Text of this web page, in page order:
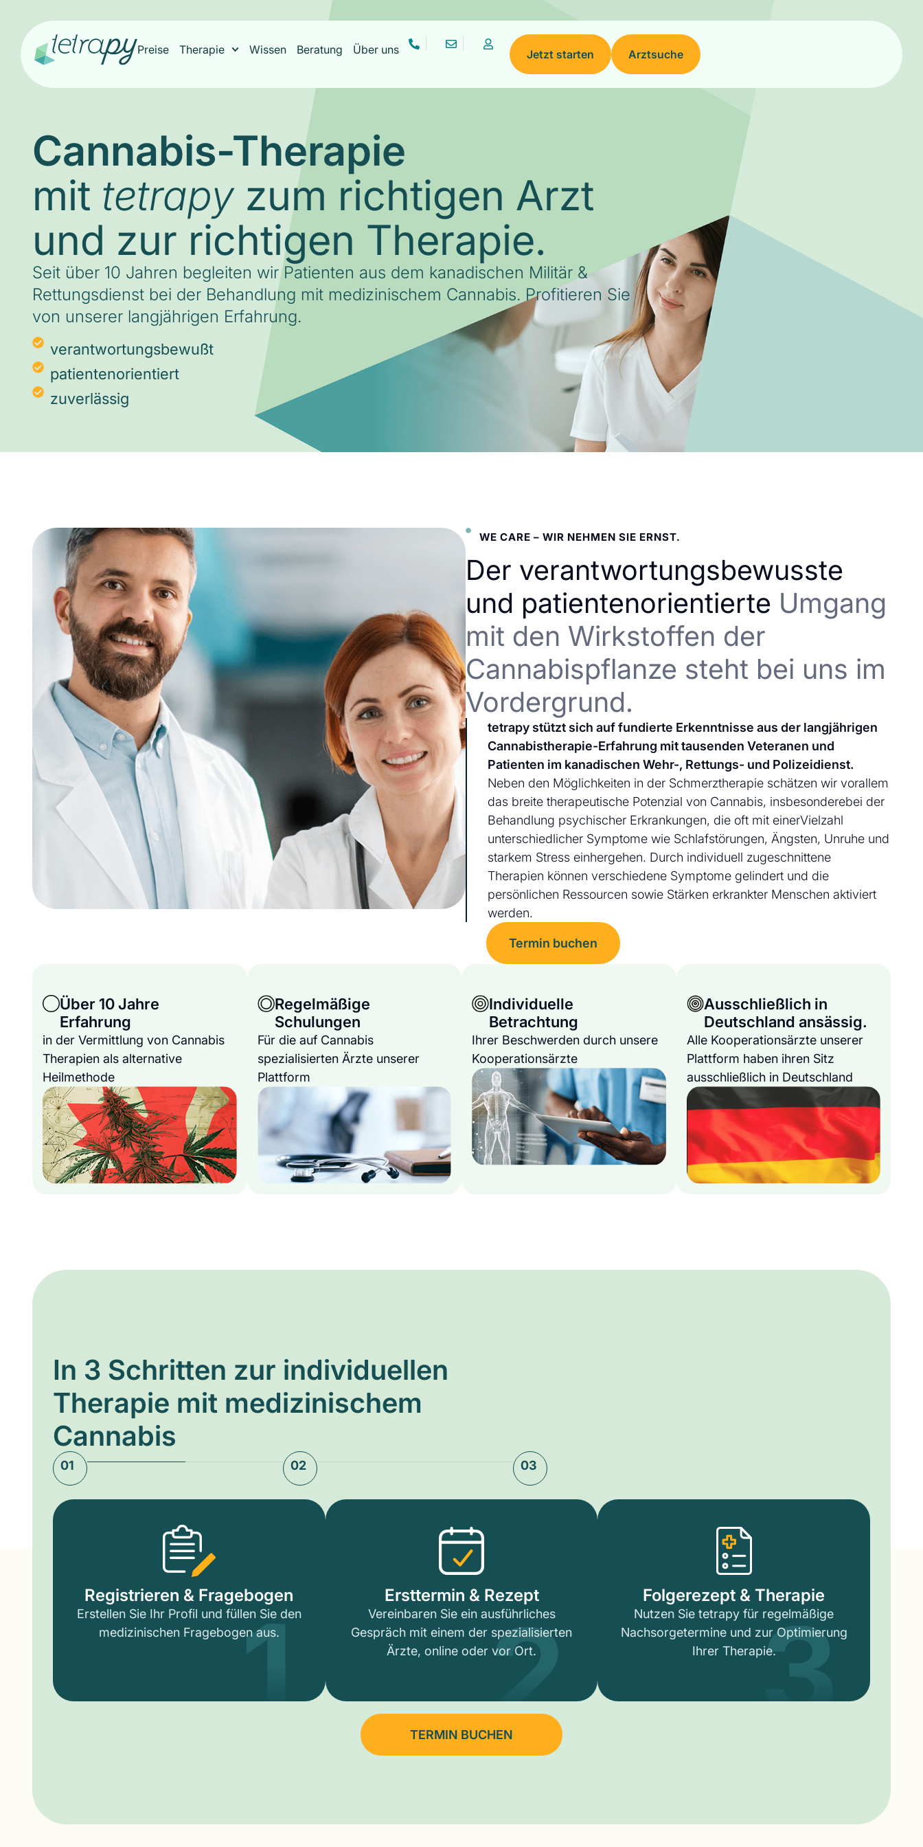
Preise Therapie Wissen Beratung Über uns Jetzt starten Arztsuche
Cannabis-Therapie
mit tetrapyzum richtigen Arzt
und zur richtigen Therapie.
Seit über 10 Jahren begleiten wir Patienten aus dem kanadischen Militär &
Rettungsdienst bei der Behandlung mit medizinischem Cannabis. Profitieren Sie
von unserer langjährigen Erfahrung.
verantwortungsbewußt
patientenorientiert
zuverlässig
WE CARE – WIR NEHMEN SIE ERNST.
Der verantwortungsbewusste
und patientenorientierte Umgang
mit den Wirkstoffen der
Cannabispflanze steht bei uns im
Vordergrund.
tetrapy stützt sich auf fundierte Erkenntnisse aus der langjährigen
Cannabistherapie-Erfahrung mit tausenden Veteranen und
Patienten im kanadischen Wehr-, Rettungs- und Polizeidienst.
Neben den Möglichkeiten in der Schmerztherapie schätzen wir vorallem
das breite therapeutische Potenzial von Cannabis, insbesonderebei der
Behandlung psychischer Erkrankungen, die oft mit einerVielzahl
unterschiedlicher Symptome wie Schlafstörungen, Ängsten, Unruhe und
starkem Stress einhergehen. Durch individuell zugeschnittene
Therapien können verschiedene Symptome gelindert und die
persönlichen Ressourcen sowie Stärken erkrankter Menschen aktiviert
werden.
Termin buchen
Über 10 Jahre
Erfahrung
in der Vermittlung von Cannabis
Therapien als alternative
Heilmethode
Regelmäßige
Schulungen
Für die auf Cannabis
spezialisierten Ärzte unserer
Plattform
Individuelle
Betrachtung
Ihrer Beschwerden durch unsere
Kooperationsärzte
Ausschließlich in
Deutschland ansässig.
Alle Kooperationsärzte unserer
Plattform haben ihren Sitz
ausschließlich in Deutschland
In 3 Schritten zur individuellen
Therapie mit medizinischem
Cannabis
01 02 03
Registrieren & Fragebogen
Erstellen Sie Ihr Profil und füllen Sie den
medizinischen Fragebogen aus.
1 Ersttermin & Rezept
Vereinbaren Sie ein ausführliches
Gespräch mit einem der spezialisierten
Ärzte, online oder vor Ort.
2 Folgerezept & Therapie
Nutzen Sie tetrapy für regelmäßige
Nachsorgetermine und zur Optimierung
Ihrer Therapie.3
TERMIN BUCHEN